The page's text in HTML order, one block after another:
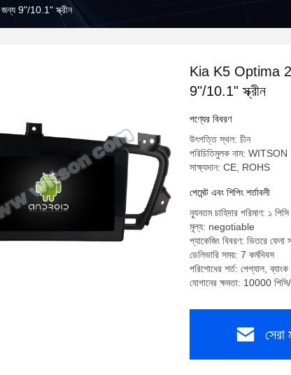
9"/10.1" স্ক্রীন
Kia K5 Optima
9"/10.1" স্ক্রীন
পণ্যের বিবরণ
উৎপত্তি স্থল: চীন
পরিচিতিমুলক নাম: WITSON
সাক্ষ্যদান: CE, ROHS
পেমেন্ট এবং শিপিং শর্তাবলী
ন্যূনতম চাহিদার পরিমাণ: ১ পিসি
মূল্য: negotiable
প্যাকেজিং বিবরণ: ভিতরে ফেনা
ডেলিভারি সময়: 7 কর্মদিবস
পরিশোধের শর্ত: পেপ্যাল,
যোগানের ক্ষমতা: 10000
সেরা